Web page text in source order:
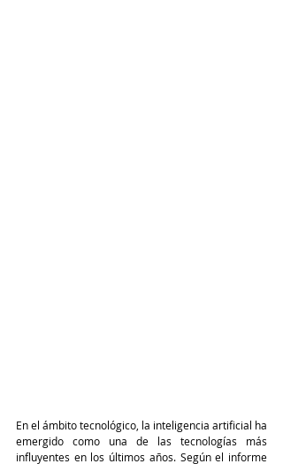
En el ámbito tecnológico, la inteligencia artificial ha
emergido como una de las tecnologías más